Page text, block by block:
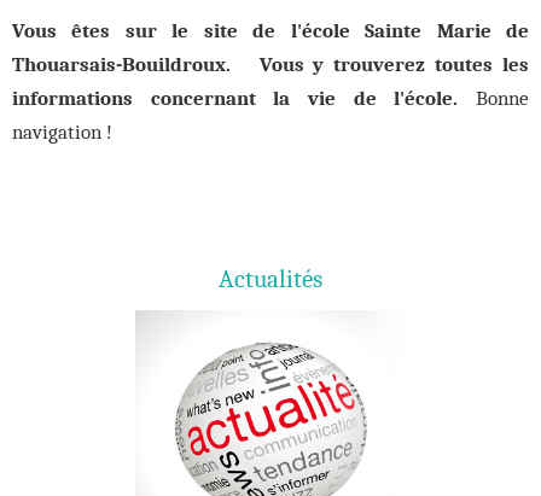
Vous êtes sur le site de l'école Sainte Marie de
Thouarsais-Bouildroux.
Vous y trouverez toutes les
informations concernant la vie de l'école. Bonne
navigation !
Actualités